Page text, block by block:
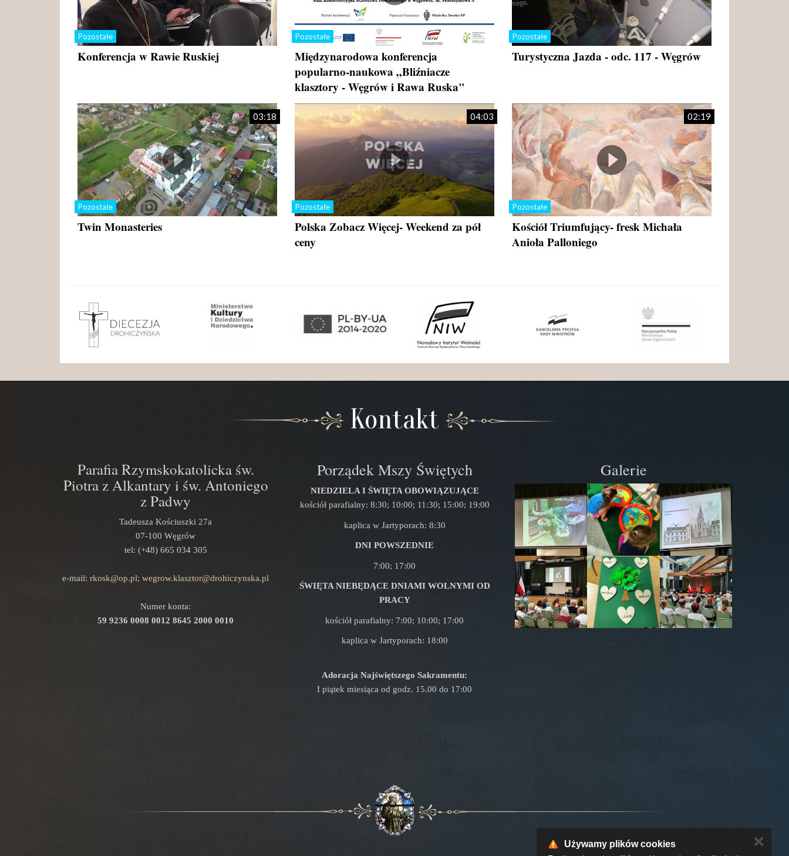
Pozostałe
Konferencja w Rawie Ruskiej
Pozostałe
Międzynarodowa konferencja
popularno-naukowa „Bliźniacze
klasztory - Węgrów i Rawa Ruska"
Pozostałe
Turystyczna Jazda - odc. 117 - Węgrów
Pozostałe
03:18
Twin Monasteries
Pozostałe
04:03
Polska Zobacz Więcej- Weekend za pół
ceny
Pozostałe
02:19
Kościół Triumfujący- fresk Michała
Anioła Palloniego
Kontakt
Parafia Rzymskokatolicka św.
Piotra z Alkantary i św. Antoniego
z Padwy
Tadeusza Kościuszki 27a
07-100 Węgrów
tel: (+48) 665 034 305
e-mail: rkosk@op.pl; wegrow.klasztor@drohiczynska.pl
Numer konta:
59 9236 0008 0012 8645 2000 0010
Porządek Mszy Świętych
NIEDZIELA I ŚWIĘTA OBOWIĄZUJĄCE
kościół parafialny: 8:30; 10:00; 11:30; 15:00; 19:00
kaplica w Jartyporach: 8:30
DNI POWSZEDNIE
7:00; 17:00
ŚWIĘTA NIEBĘDĄCE DNIAMI WOLNYMI OD
PRACY
kościół parafialny: 7:00; 10:00; 17:00
kaplica w Jartyporach: 18:00
Adoracja Najświętszego Sakramentu:
I piątek miesiąca od godz. 15.00 do 17:00
Galerie
Używamy plików cookies ✕